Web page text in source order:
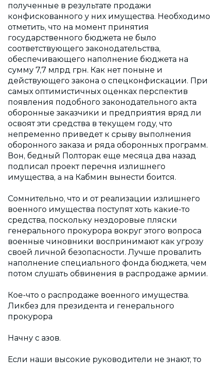
полученные в результате продажи
конфискованного у них имущества. Необходимо
отметить, что на момент принятия
государственного бюджета не было
соответствующего законодательства,
обеспечивающего наполнение бюджета на
сумму 7,7 млрд грн. Как нет поныне и
действующего закона о спецконфискации. При
самых оптимистичных оценках перспектив
появления подобного законодательного акта
оборонные заказчики и предприятия вряд ли
освоят эти средства в текущем году, что
непременно приведет к срыву выполнения
оборонного заказа и ряда оборонных программ.
Вон, бедный Полторак еще месяца два назад
подписал проект перечня излишнего
имущества, а на Кабмин вынести боится.
Сомнительно, что и от реализации излишнего
военного имущества поступят хоть какие-то
средства, поскольку нездоровые пляски
генерального прокурора вокруг этого вопроса
военные чиновники воспринимают как угрозу
своей личной безопасности. Лучше провалить
наполнение специального фонда бюджета, чем
потом слушать обвинения в распродаже армии.
Кое-что о распродаже военного имущества.
Ликбез для президента и генерального
прокурора
Начну с азов.
Если наши высокие руководители не знают, то